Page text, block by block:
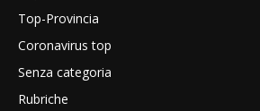
Top-Provincia
Coronavirus top
Senza categoria
Rubriche